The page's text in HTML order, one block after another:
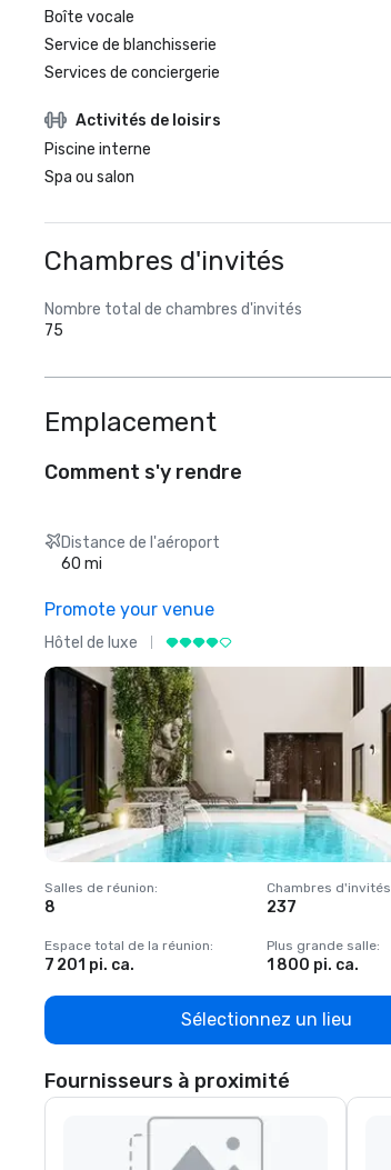
Boîte vocale
Service de blanchisserie
Services de conciergerie
Activités de loisirs
Piscine interne
Spa ou salon
Chambres d'invités
Nombre total de chambres d'invités
75
Emplacement
Comment s'y rendre
Distance de l'aéroport
60 mi
Promote your venue
Hôtel de luxe
Salles de réunion:
8
Chambres d'invités
237
Espace total de la réunion:
7 201 pi. ca.
Plus grande salle:
1 800 pi. ca.
Sélectionnez un lieu
Fournisseurs à proximité